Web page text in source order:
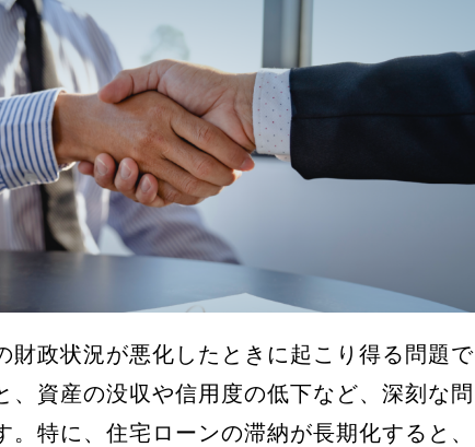
財政状況が悪化したときに起こり得る問題で
、資産の没収や信用度の低下など、深刻な問
特に、住宅ローンの滞納が長期化すると、